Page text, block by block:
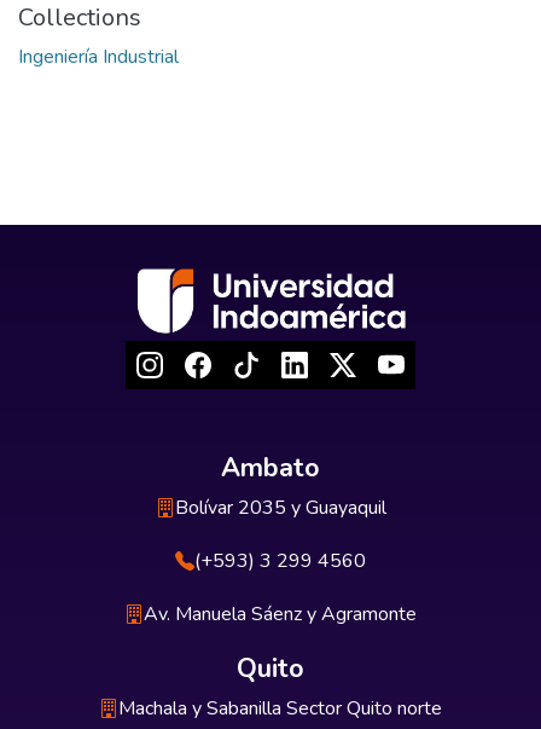
Collections
Ingeniería Industrial
Ambato
Bolívar 2035 y Guayaquil
(+593) 3 299 4560
Av. Manuela Sáenz y Agramonte
Quito
Machala y Sabanilla Sector Quito norte